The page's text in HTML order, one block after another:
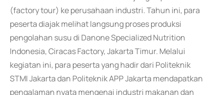
(factory tour) ke perusahaan industri. Tahun ini, para
peserta diajak melihat langsung proses produksi
pengolahan susu di Danone Specialized Nutrition
Indonesia, Ciracas Factory, Jakarta Timur. Melalui
kegiatan ini, para peserta yang hadir dari Politeknik
STMI Jakarta dan Politeknik APP Jakarta mendapatkan
pengalaman nyata mengenai industri makanan dan